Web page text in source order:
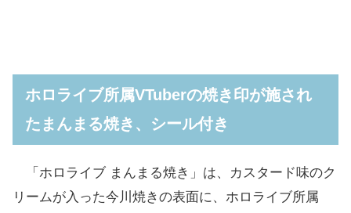
ホロライブ所属VTuberの焼き印が施され
たまんまる焼き、シール付き
「ホロライブ まんまる焼き」は、カスタード味のク
リームが入った今川焼きの表面に、ホロライブ所属